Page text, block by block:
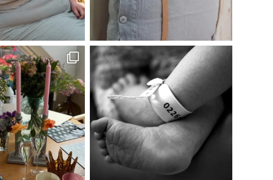
linliving
Jul 5
linliving
Jul 2